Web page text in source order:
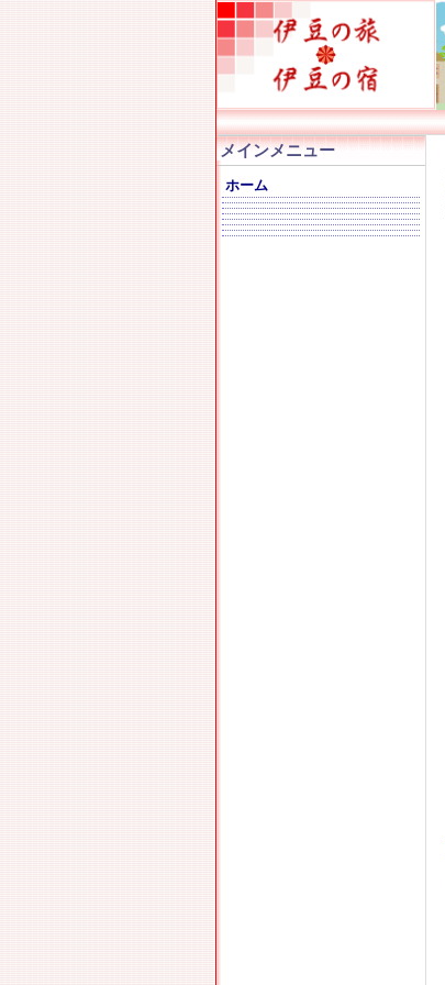
メインメニュー
ホーム